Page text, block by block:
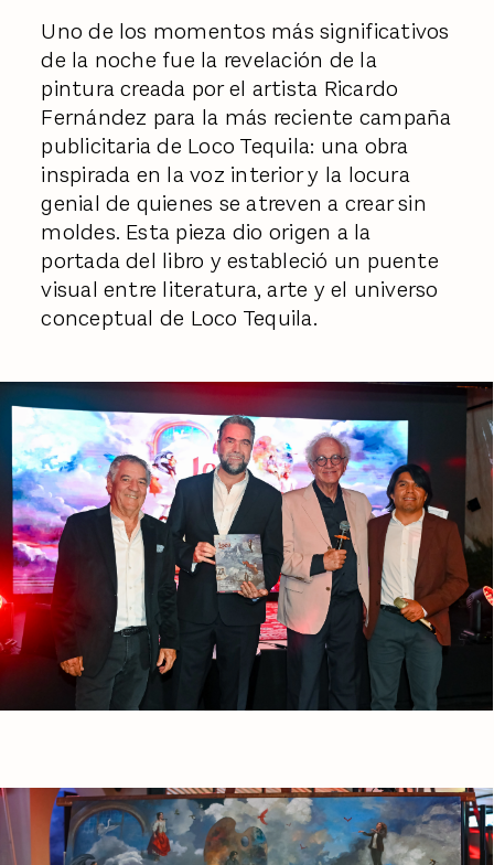
Uno de los momentos más significativos
de la noche fue la revelación de la
pintura creada por el artista Ricardo
Fernández para la más reciente campaña
publicitaria de Loco Tequila: una obra
inspirada en la voz interior y la locura
genial de quienes se atreven a crear sin
moldes. Esta pieza dio origen a la
portada del libro y estableció un puente
visual entre literatura, arte y el universo
conceptual de Loco Tequila.